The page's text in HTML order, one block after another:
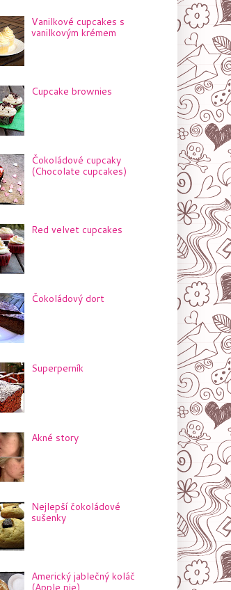
Vanilkové cupcakes s
vanilkovým krémem
Cupcake brownies
Čokoládové cupcaky
(Chocolate cupcakes)
Red velvet cupcakes
Čokoládový dort
Superperník
Akné story
Nejlepší čokoládové
sušenky
Americký jablečný koláč
(Apple pie)